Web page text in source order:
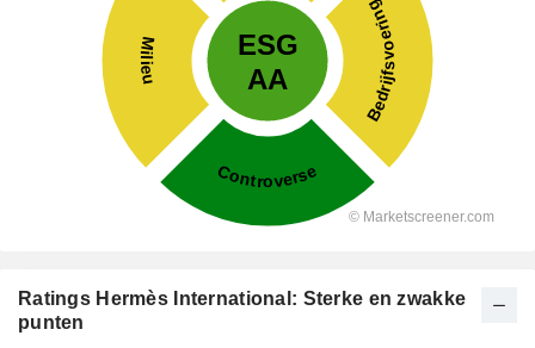
Ratings Hermès International: Sterke en zwakke
punten